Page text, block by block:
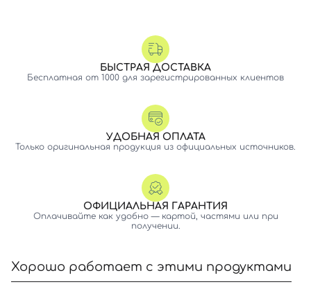
БЫСТРАЯ ДОСТАВКА
Бесплатная от 1000 для зарегистрированных клиентов
УДОБНАЯ ОПЛАТА
Только оригинальная продукция из официальных источников.
ОФИЦИАЛЬНАЯ ГАРАНТИЯ
Оплачивайте как удобно — картой, частями или при
получении.
Хорошо работает с этими продуктами